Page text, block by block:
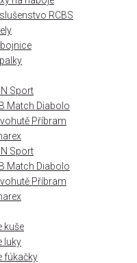
RCBS
Sport
Match Diabolo
Příbram
Sport
Match Diabolo
Příbram
kuše
luky
fúkačky